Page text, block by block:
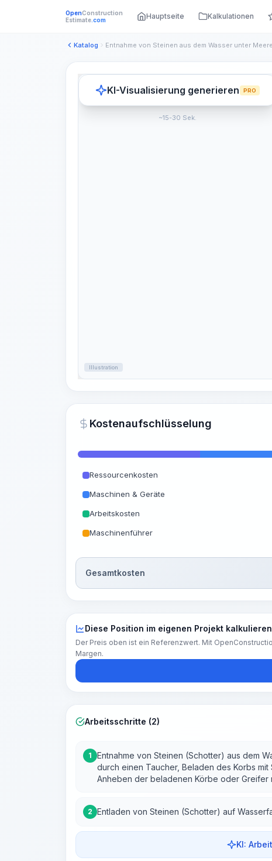
OpenConstruction
Estimate.com Hauptseite Kalkulationen
Katalog
Illustration
KI-Visualisierung generieren PRO
~15-30 Sek.
Kostenaufschlüsselung
Ressourcenkosten
Maschinen & Geräte
Arbeitskosten
Maschinenführer
Gesamtkosten
Diese Position im eigenen Projekt kalkulieren
Der Preis oben ist ein Referenzwert. Mit
Margen.
Arbeitsschritte (2)
1
Entnahme von Steinen (Schotter) aus dem
durch einen Taucher, Beladen des Korbs
Anheben der beladenen Körbe oder Greifer
2 Entladen von Steinen (Schotter) auf
KI: